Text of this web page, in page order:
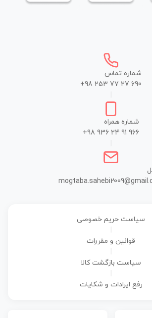
شماره تماس
+98 253 77 27 690
شماره همراه
+98 936 24 91 966
سیاست حریم خصوصی
قوانین و مقررات
سیاست بازگشت کالا
رفع ایرادات و شکایات